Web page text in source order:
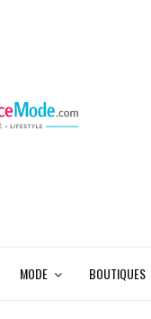
MODE BOUTIQUES